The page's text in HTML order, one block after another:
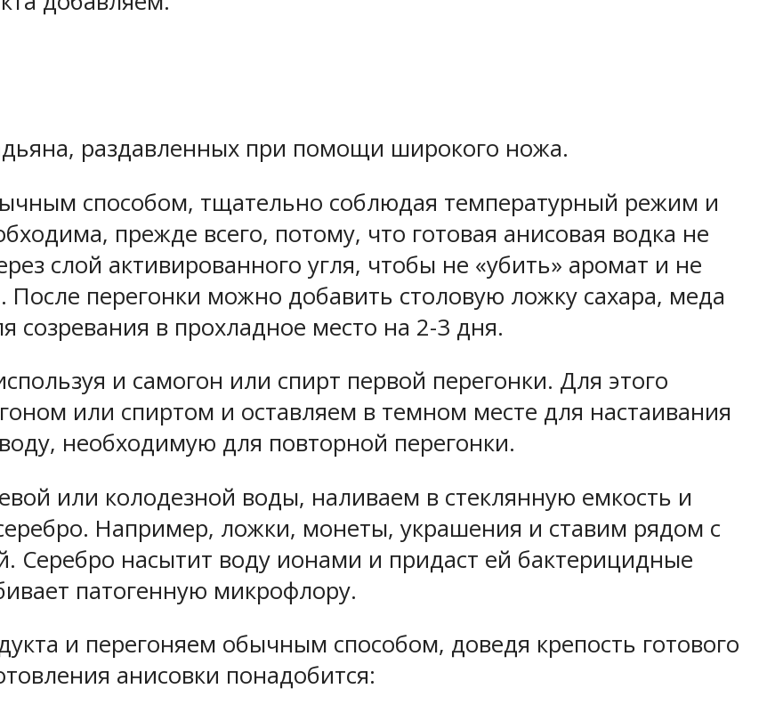
раздавленных при помощи широкого ножа.
способом, тщательно соблюдая температурный режим и
прежде всего, потому, что готовая анисовая водка не
слой активированного угля, чтобы не «убить» аромат и не
После перегонки можно добавить столовую ложку сахара, меда
созревания в прохладное место на 2-3 дня.
и самогон или спирт первой перегонки. Для этого
или спиртом и оставляем в темном месте для настаивания
необходимую для повторной перегонки.
или колодезной воды, наливаем в стеклянную емкость и
Например, ложки, монеты, украшения и ставим рядом с
Серебро насытит воду ионами и придаст ей бактерицидные
патогенную микрофлору.
и перегоняем обычным способом, доведя крепость готового
анисовки понадобится: